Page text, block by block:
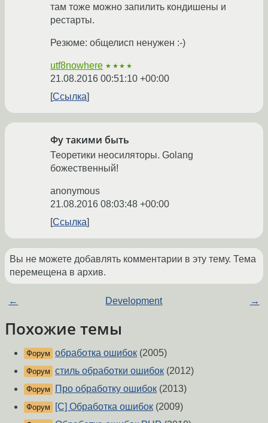
там тоже можно запилить кондишены и
рестарты.
Резюме: общелисп ненужен :-)
utf8nowhere ★★★★
21.08.2016 00:51:10 +00:00
Ссылка
Фу такими быть
Теоретики неосиляторы. Golang
божественный!
anonymous
21.08.2016 08:03:48 +00:00
Ссылка
Вы не можете добавлять комментарии в эту тему. Тема
перемещена в архив.
← Development →
Похожие темы
Форум обработка ошибок (2005)
Форум стиль обработки ошибок (2012)
Форум Про обработку ошибок (2013)
Форум [C] Обработка ошибок (2009)